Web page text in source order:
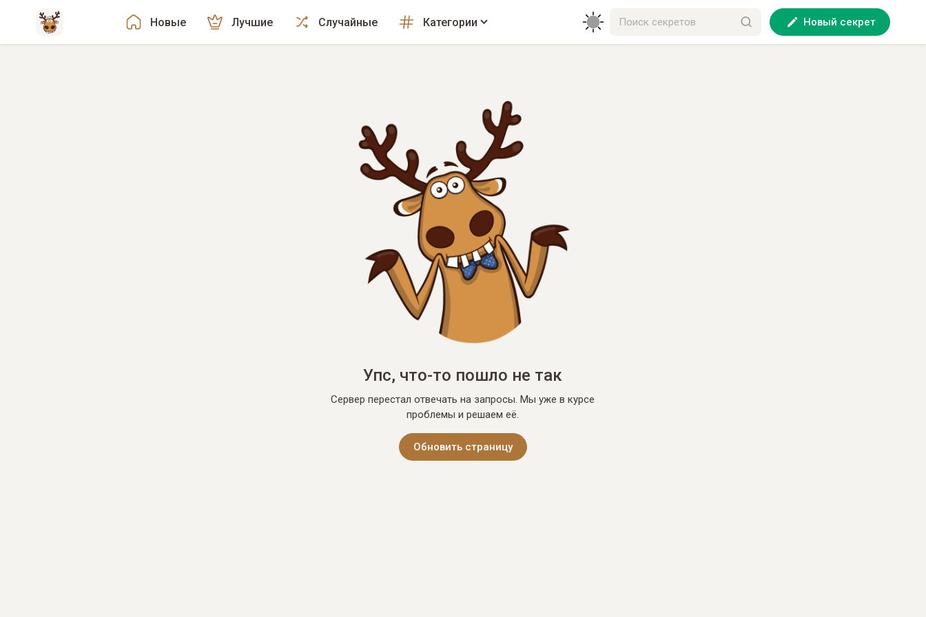
Новые Лучшие Случайные Категории Новый секрет
Упс, что-то пошло не так
Сервер перестал отвечать на запросы. Мы уже в курсе
проблемы и решаем её.
Обновить страницу